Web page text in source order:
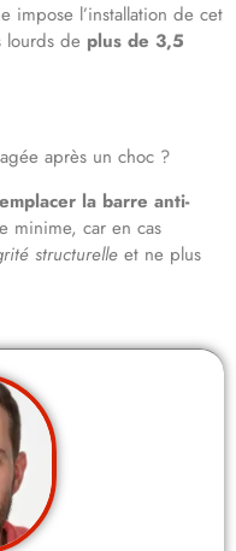
impose l’installation de cet
de plus de 3,5
après un choc ?
la barre anti-
minime, car en cas
structurelle et ne plus